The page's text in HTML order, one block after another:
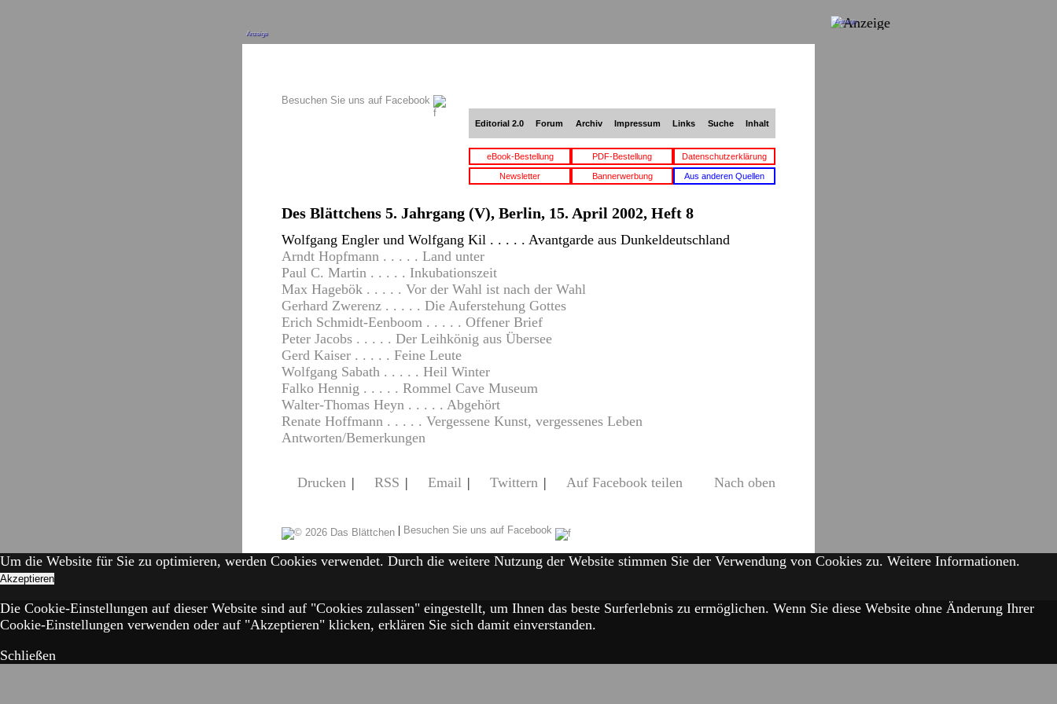
Anzeige
Besuchen Sie uns auf Facebook
Editorial 2.0 Forum Archiv Impressum Links Suche Inhalt
eBook-Bestellung PDF-Bestellung Datenschutzerklärung
Newsletter Bannerwerbung Aus anderen Quellen
Des Blättchens 5. Jahrgang (V), Berlin, 15. April 2002, Heft 8
Wolfgang Engler und Wolfgang Kil . . . . . Avantgarde aus Dunkeldeutschland
Arndt Hopfmann . . . . . Land unter
Paul C. Martin . . . . . Inkubationszeit
Max Hagebök . . . . . Vor der Wahl ist nach der Wahl
Gerhard Zwerenz . . . . . Die Auferstehung Gottes
Erich Schmidt-Eenboom . . . . . Offener Brief
Peter Jacobs . . . . . Der Leihkönig aus Übersee
Gerd Kaiser . . . . . Feine Leute
Wolfgang Sabath . . . . . Heil Winter
Falko Hennig . . . . . Rommel Cave Museum
Walter-Thomas Heyn . . . . . Abgehört
Renate Hoffmann . . . . . Vergessene Kunst, vergessenes Leben
Antworten/Bemerkungen
Drucken | RSS | Email | Twittern | Auf Facebook teilen Nach oben
| Besuchen Sie uns auf Facebook
Anzeige
Um die Website für Sie zu optimieren, werden Cookies verwendet. Durch die weitere Nutzung der Website stimmen Sie der Verwendung von Cookies zu. Weitere Informationen.
Akzeptieren
Die Cookie-Einstellungen auf dieser Website sind auf "Cookies zulassen" eingestellt, um Ihnen das beste Surferlebnis zu ermöglichen. Wenn Sie diese Website ohne Änderung Ihrer
Cookie-Einstellungen verwenden oder auf "Akzeptieren" klicken, erklären Sie sich damit einverstanden.
Schließen